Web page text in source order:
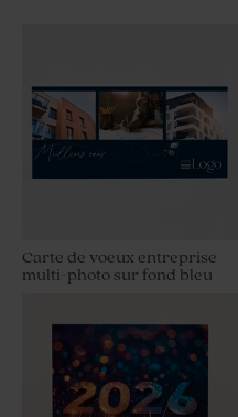
Carte de voeux entreprise
multi-photo sur fond bleu